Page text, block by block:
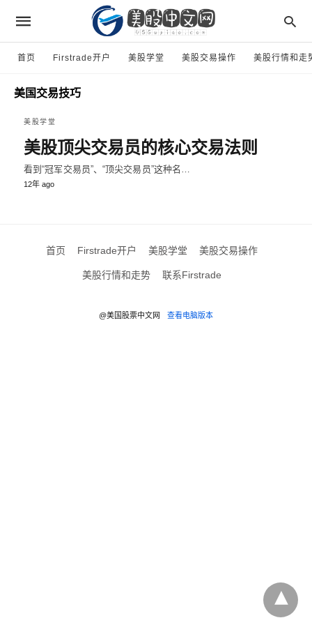
首页 Firstrade开户 美股学堂 美股交易操作 美股行情和走
美国交易技巧
美股学堂
美股顶尖交易员的核心交易法则
看到“冠军交易员”、“顶尖交易员”这种名…
12年 ago
首页 Firstrade开户 美股学堂 美股交易操作
美股行情和走势 联系Firstrade
@美国股票中文网 查看电脑版本